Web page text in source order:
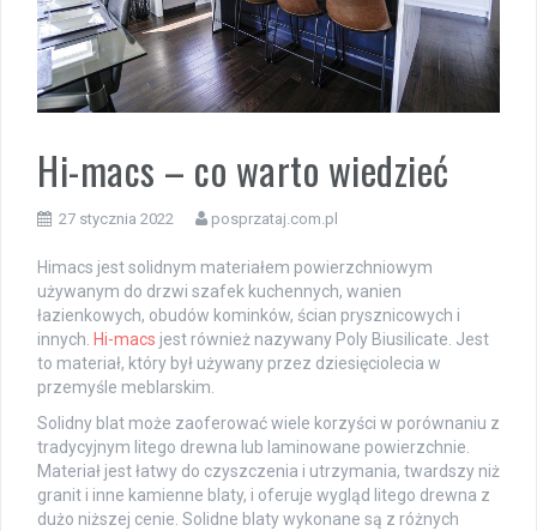
Hi-macs – co warto wiedzieć
27 stycznia 2022 posprzataj.com.pl
Himacs jest solidnym materiałem powierzchniowym
używanym do drzwi szafek kuchennych, wanien
łazienkowych, obudów kominków, ścian prysznicowych i
innych. Hi-macs jest również nazywany Poly Biusilicate. Jest
to materiał, który był używany przez dziesięciolecia w
przemyśle meblarskim.
Solidny blat może zaoferować wiele korzyści w porównaniu z
tradycyjnym litego drewna lub laminowane powierzchnie.
Materiał jest łatwy do czyszczenia i utrzymania, twardszy niż
granit i inne kamienne blaty, i oferuje wygląd litego drewna z
dużo niższej cenie. Solidne blaty wykonane są z różnych